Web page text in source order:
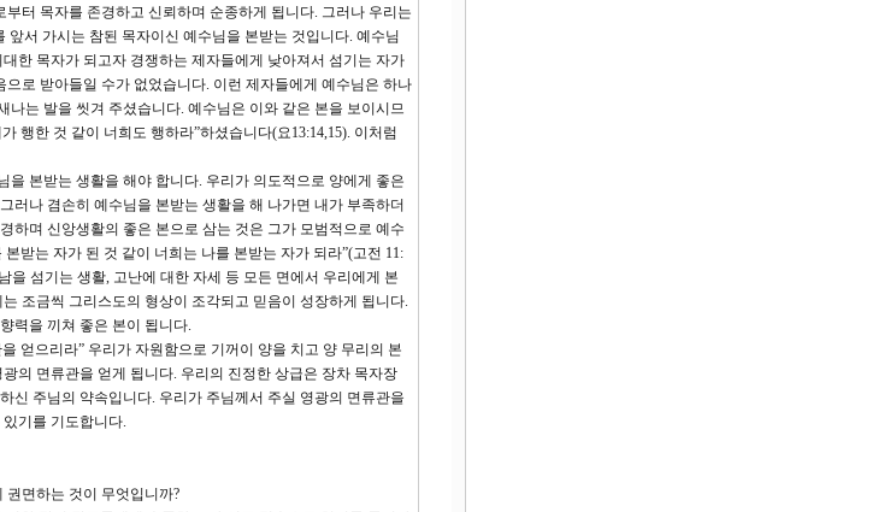
터 목자를 존경하고 신뢰하며 순종하게 됩니다. 그러나 우리는
서 가시는 참된 목자이신 예수님을 본받는 것입니다. 예수님
한 목자가 되고자 경쟁하는 제자들에게 낮아져서 섬기는 자가
로 받아들일 수가 없었습니다. 이런 제자들에게 예수님은 하나
는 발을 씻겨 주셨습니다. 예수님은 이와 같은 본을 보이시므
행한 것 같이 너희도 행하라”하셨습니다(요13:14,15). 이처럼
본받는 생활을 해야 합니다. 우리가 의도적으로 양에게 좋은
러나 겸손히 예수님을 본받는 생활을 해 나가면 내가 부족하더
하며 신앙생활의 좋은 본으로 삼는 것은 그가 모범적으로 예수
받는 자가 된 것 같이 너희는 나를 본받는 자가 되라”(고전 11:
을 섬기는 생활, 고난에 대한 자세 등 모든 면에서 우리에게 본
조금씩 그리스도의 형상이 조각되고 믿음이 성장하게 됩니다.
력을 끼쳐 좋은 본이 됩니다.
얻으리라” 우리가 자원함으로 기꺼이 양을 치고 양 무리의 본
의 면류관을 얻게 됩니다. 우리의 진정한 상급은 장차 목자장
신 주님의 약속입니다. 우리가 주님께서 주실 영광의 면류관을
기를 기도합니다.
권면하는 것이 무엇입니까?